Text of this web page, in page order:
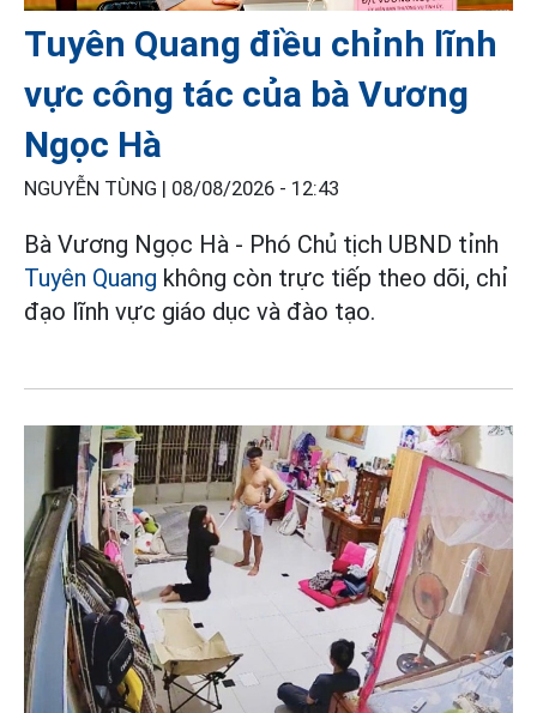
Tuyên Quang điều chỉnh lĩnh
vực công tác của bà Vương
Ngọc Hà
NGUYỄN TÙNG | 08/08/2026 - 12:43
Bà Vương Ngọc Hà - Phó Chủ tịch UBND tỉnh
Tuyên Quang không còn trực tiếp theo dõi, chỉ
đạo lĩnh vực giáo dục và đào tạo.